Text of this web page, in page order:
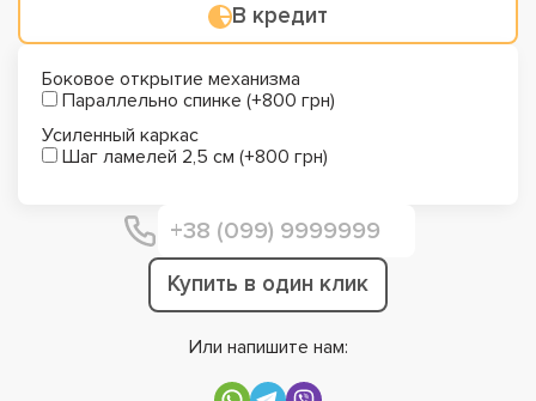
В кредит
Боковое открытие механизма
Параллельно спинке (+800 грн)
Усиленный каркас
Шаг ламелей 2,5 см (+800 грн)
Купить в один клик
Или напишите нам: